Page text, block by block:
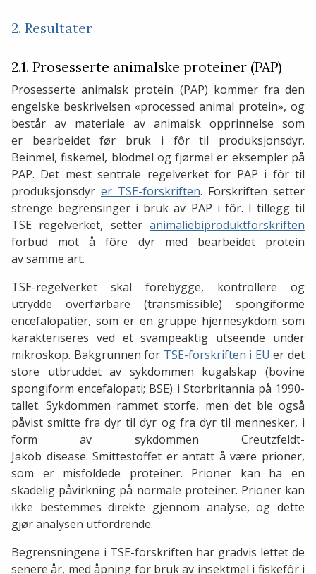
2. Resultater
2.1. Prosesserte animalske proteiner (PAP)
Prosesserte animalsk protein (PAP) kommer fra den
engelske beskrivelsen «processed animal protein», og
består av materiale av animalsk opprinnelse som
er bearbeidet før bruk i fôr til produksjonsdyr.
Beinmel, fiskemel, blodmel og fjørmel er eksempler på
PAP. Det mest sentrale regelverket for PAP i fôr til
produksjonsdyr er TSE-forskriften. Forskriften setter
strenge begrensinger i bruk av PAP i fôr. I tillegg til
TSE regelverket, setter animaliebiproduktforskriften
forbud mot å fôre dyr med bearbeidet protein
av samme art.
TSE-regelverket skal forebygge, kontrollere og
utrydde overførbare (transmissible) spongiforme
encefalopatier, som er en gruppe hjernesykdom som
karakteriseres ved et svampeaktig utseende under
mikroskop. Bakgrunnen for TSE-forskriften i EU er det
store utbruddet av sykdommen kugalskap (bovine
spongiform encefalopati; BSE) i Storbritannia på 1990-
tallet. Sykdommen rammet storfe, men det ble også
påvist smitte fra dyr til dyr og fra dyr til mennesker, i
form av sykdommen Creutzfeldt-
Jakob disease. Smittestoffet er antatt å være prioner,
som er misfoldede proteiner. Prioner kan ha en
skadelig påvirkning på normale proteiner. Prioner kan
ikke bestemmes direkte gjennom analyse, og dette
gjør analysen utfordrende.
Begrensningene i TSE-forskriften har gradvis lettet de
senere år, med åpning for bruk av insektmel i fiskefôr i